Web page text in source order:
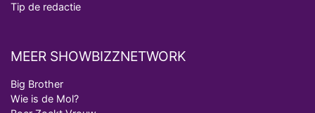
Tip de redactie
MEER SHOWBIZZNETWORK
Big Brother
Wie is de Mol?